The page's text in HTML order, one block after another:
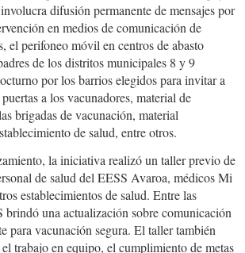
difusión permanente de mensajes por
en medios de comunicación de
el perifoneo móvil en centros de abasto
de los distritos municipales 8 y 9
por los barrios elegidos para invitar a
a los vacunadores, material de
brigadas de vacunación, material
de salud, entre otros.
la iniciativa realizó un taller previo de
de salud del EESS Avaroa, médicos Mi
establecimientos de salud. Entre las
brindó una actualización sobre comunicación
para vacunación segura. El taller también
trabajo en equipo, el cumplimiento de metas